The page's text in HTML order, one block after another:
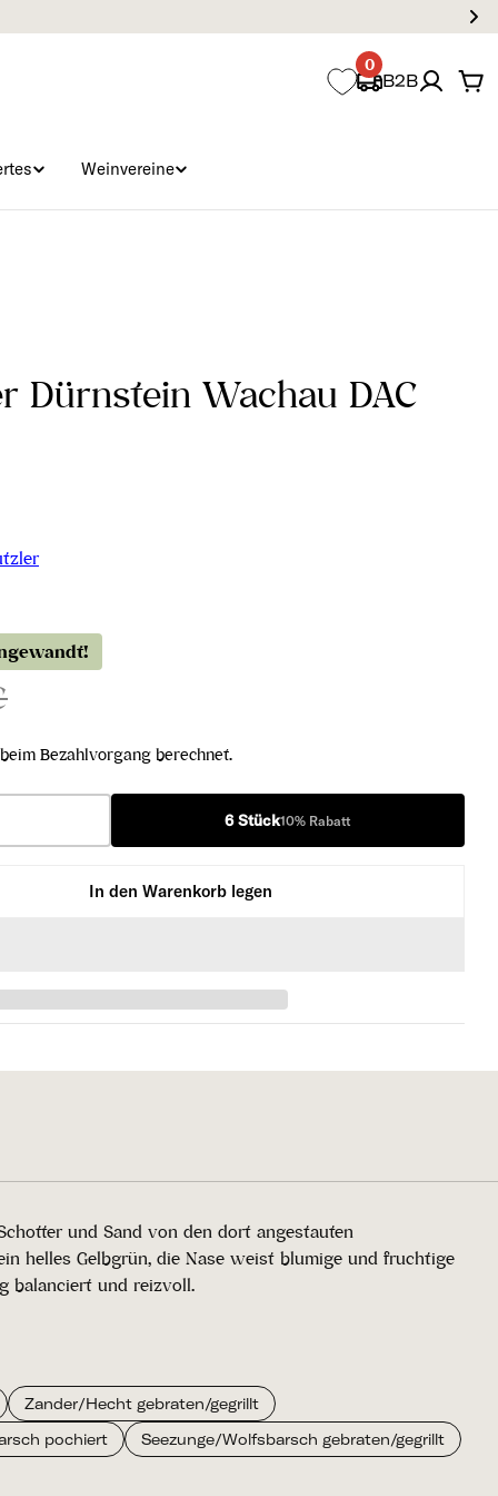
0
B2B
Weinvereine
Dürnstein Wachau DAC
Bezahlvorgang berechnet.
6 Stück10% Rabatt
Dürnstein Wachau DAC 2025 verringern
Veltliner Dürnstein Wachau DAC 2025 erhöhen
In den Warenkorb legen
und Sand von den dort angestauten
helles Gelbgrün, die Nase weist blumige und fruchtige
balanciert und reizvoll.
Zander/Hecht gebraten/gegrillt
pochiert
Seezunge/Wolfsbarsch gebraten/gegrillt